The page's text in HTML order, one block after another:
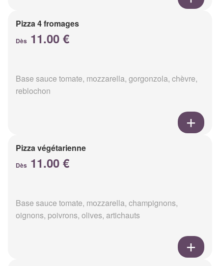
Pizza 4 fromages
Dès 11.00 €
Base sauce tomate, mozzarella, gorgonzola, chèvre,
reblochon
Pizza végétarienne
Dès 11.00 €
Base sauce tomate, mozzarella, champignons,
oignons, poivrons, olives, artichauts